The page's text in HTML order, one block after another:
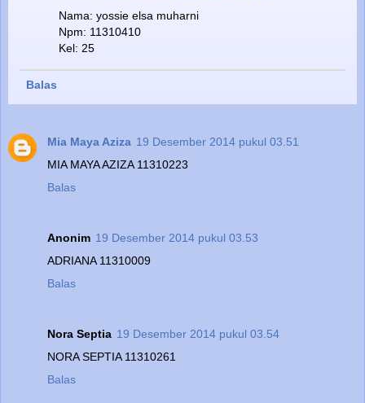
Nama: yossie elsa muharni
Npm: 11310410
Kel: 25
Balas
Mia Maya Aziza 19 Desember 2014 pukul 03.51
MIA MAYA AZIZA 11310223
Balas
Anonim 19 Desember 2014 pukul 03.53
ADRIANA 11310009
Balas
Nora Septia 19 Desember 2014 pukul 03.54
NORA SEPTIA 11310261
Balas